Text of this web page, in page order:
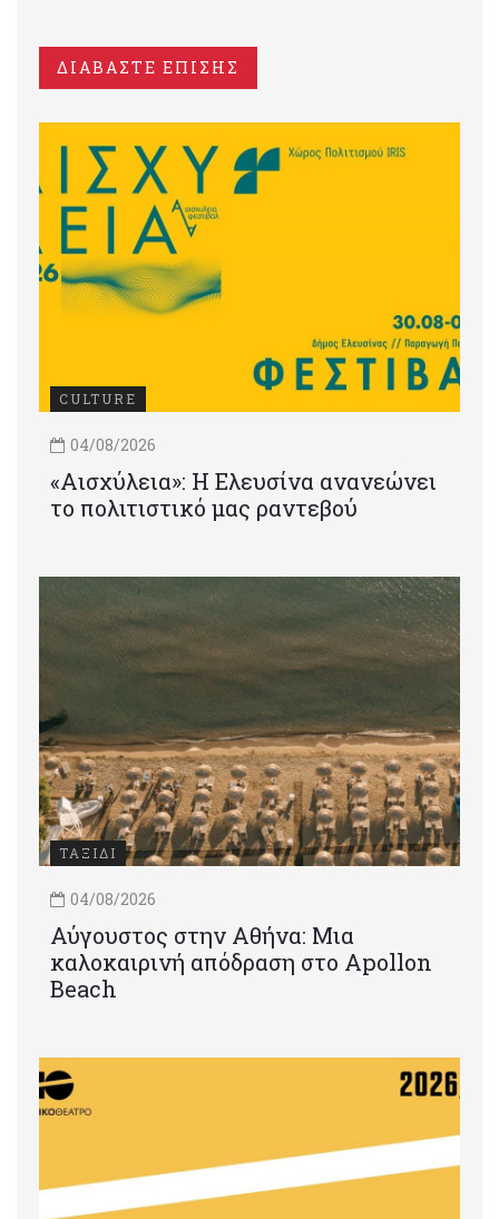
ΔΙΑΒΑΣΤΕ ΕΠΙΣΗΣ
CULTURE
04/08/2026
«Αισχύλεια»: Η Ελευσίνα ανανεώνει
το πολιτιστικό μας ραντεβού
ΤΑΞΙΔΙ
04/08/2026
Αύγουστος στην Αθήνα: Μια
καλοκαιρινή απόδραση στο Apollon
Beach